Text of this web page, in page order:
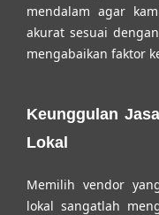
mendalam agar
akurat sesuai
mengabaikan faktor
Keunggulan
Lokal
Memilih vendor
lokal sangatlah